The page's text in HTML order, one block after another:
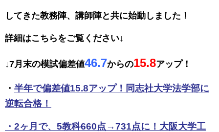
してきた教務陣、講師陣と共に始動しました！
詳細はこちらをご覧ください↓
↓7月末の模試偏差値46.7からの15.8アップ！
・ 半年で偏差値15.8アップ！同志社大学法学部に
逆転合格！
・ 2ヶ月で、5教科660点→731点に！大阪大学工